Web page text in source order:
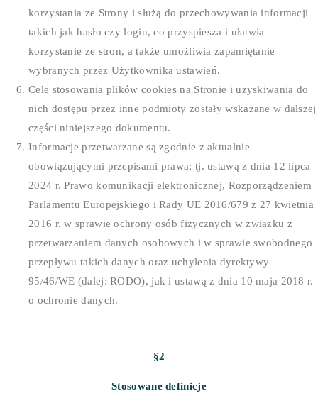
korzystania ze Strony i służą do przechowywania informacji
takich jak hasło czy login, co przyspiesza i ułatwia
korzystanie ze stron, a także umożliwia zapamiętanie
wybranych przez Użytkownika ustawień.
Cele stosowania plików cookies na Stronie i uzyskiwania do
nich dostępu przez inne podmioty zostały wskazane w dalszej
części niniejszego dokumentu.
Informacje przetwarzane są zgodnie z aktualnie
obowiązującymi przepisami prawa; tj. ustawą z dnia 12 lipca
2024 r. Prawo komunikacji elektronicznej, Rozporządzeniem
Parlamentu Europejskiego i Rady UE 2016/679 z 27 kwietnia
2016 r. w sprawie ochrony osób fizycznych w związku z
przetwarzaniem danych osobowych i w sprawie swobodnego
przepływu takich danych oraz uchylenia dyrektywy
95/46/WE (dalej: RODO), jak i ustawą z dnia 10 maja 2018 r.
o ochronie danych.
§2
Stosowane definicje